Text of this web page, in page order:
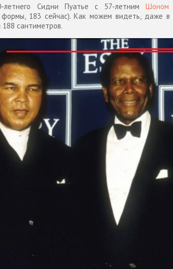
Сидни Пуатье с 57-летнимШоном
формы, 183 сейчас). Как можем видеть, даже
сантиметров.